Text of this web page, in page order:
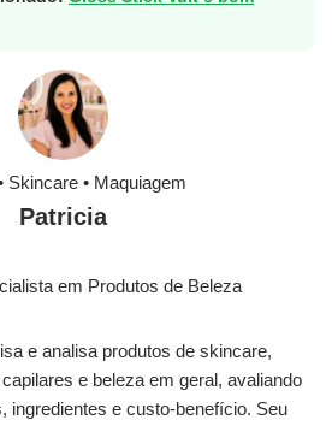
Skincare • Maquiagem
Patricia
em Produtos de Beleza
e analisa produtos de skincare,
e beleza em geral, avaliando
ingredientes e custo-benefício. Seu